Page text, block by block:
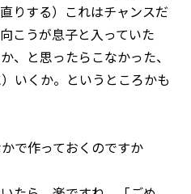
合わせ ◯プライバシーポリシー
りする）これはチャンスだ
こうが息子と入っていた
、と思ったらこなかった、
いくか。というところかも
で作っておくのですか